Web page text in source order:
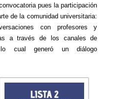
pues la participación
de la comunidad universitaria:
con profesores y
a través de los canales de
lo cual generó un diálogo